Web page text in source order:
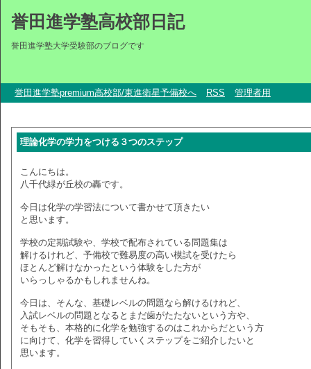
誉田進学塾高校部日記
誉田進学塾大学受験部のブログです
誉田進学塾premium高校部/東進衛星予備校へ RSS 管理者用
理論化学の学力をつける３つのステップ
こんにちは。
八千代緑が丘校の轟です。
今日は化学の学習法について書かせて頂きたい
と思います。
学校の定期試験や、学校で配布されている問題集は
解けるけれど、予備校で難易度の高い模試を受けたら
ほとんど解けなかったという体験をした方が
いらっしゃるかもしれませんね。
今日は、そんな、基礎レベルの問題なら解けるけれど、
入試レベルの問題となるとまだ歯がたたないという方や、
そもそも、本格的に化学を勉強するのはこれからだという方
に向けて、化学を習得していくステップをご紹介したいと
思います。